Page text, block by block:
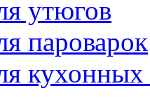
утюгов
пароварок